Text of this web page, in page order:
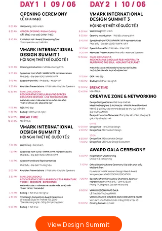
View Design Summit